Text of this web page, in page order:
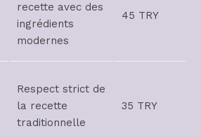
recette avec des
ingrédients
modernes
45 TRY
Respect strict de
la recette
traditionnelle
35 TRY